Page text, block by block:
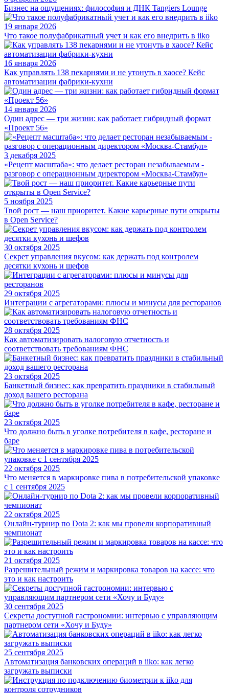
Бизнес на ощущениях: философия и ДНК Tangiers Lounge
19 января 2026
Что такое полуфабрикатный учет и как его внедрить в iiko
16 января 2026
Как управлять 138 пекарнями и не утонуть в хаосе? Кейс
автоматизации фабрики-кухни
14 января 2026
Один адрес — три жизни: как работает гибридный формат
«Проект 56»
3 декабря 2025
«Рецепт масштаба»: что делает ресторан незабываемым -
разговор с операционным директором «Москва-Стамбул»
5 ноября 2025
Твой рост — наш приоритет. Какие карьерные пути открыты
в Open Service?
30 октября 2025
Секрет управления вкусом: как держать под контролем
десятки кухонь и шефов
29 октября 2025
Интеграции с агрегаторами: плюсы и минусы для ресторанов
28 октября 2025
Как автоматизировать налоговую отчетность и
соответствовать требованиям ФНС
23 октября 2025
Банкетный бизнес: как превратить праздники в стабильный
доход вашего ресторана
23 октября 2025
Что должно быть в уголке потребителя в кафе, ресторане и
баре
22 октября 2025
Что меняется в маркировке пива в потребительской упаковке
с 1 сентября 2025
22 октября 2025
Онлайн-турнир по Dota 2: как мы провели корпоративный
чемпионат
21 октября 2025
Разрешительный режим и маркировка товаров на кассе: что
это и как настроить
30 сентября 2025
Секреты доступной гастрономии: интервью с управляющим
партнером сети «Хочу и Буду»
25 сентября 2025
Автоматизация банковских операций в iiko: как легко
загружать выписки